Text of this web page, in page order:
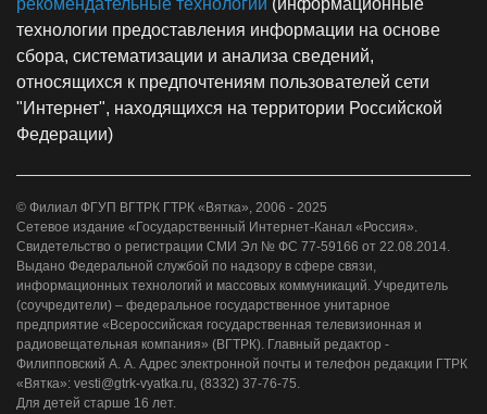
рекомендательные технологии (информационные
технологии предоставления информации на основе
сбора, систематизации и анализа сведений,
относящихся к предпочтениям пользователей сети
"Интернет", находящихся на территории Российской
Федерации)
© Филиал ФГУП ВГТРК ГТРК «Вятка», 2006 - 2025
Сетевое издание «Государственный Интернет-Канал «Россия».
Свидетельство о регистрации СМИ Эл № ФС 77-59166 от 22.08.2014.
Выдано Федеральной службой по надзору в сфере связи,
информационных технологий и массовых коммуникаций. Учредитель
(соучредители) – федеральное государственное унитарное
предприятие «Всероссийская государственная телевизионная и
радиовещательная компания» (ВГТРК). Главный редактор -
Филипповский А. А. Адрес электронной почты и телефон редакции ГТРК
«Вятка»: vesti@gtrk-vyatka.ru, (8332) 37-76-75.
Для детей старше 16 лет.